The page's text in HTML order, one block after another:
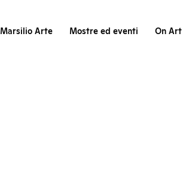
Marsilio Arte Mostre ed eventi On Art